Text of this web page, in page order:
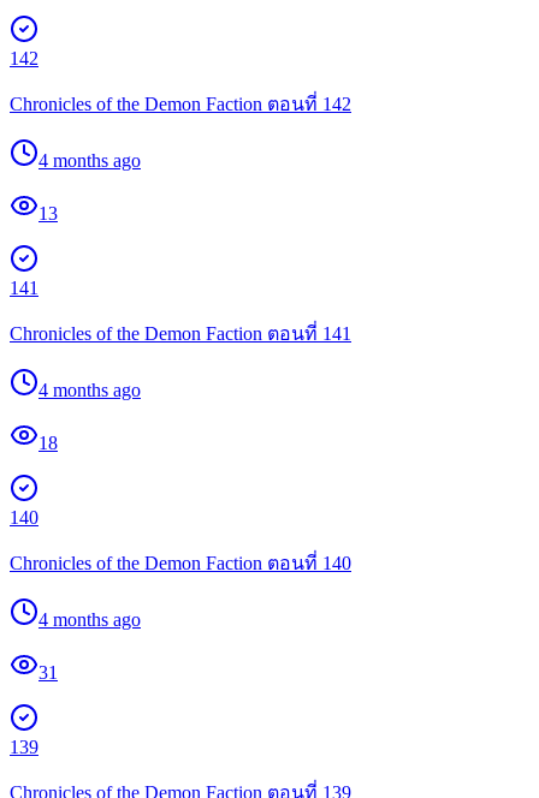
142
Chronicles of the Demon Faction ตอนที่ 142
4 months ago
13
141
Chronicles of the Demon Faction ตอนที่ 141
4 months ago
18
140
Chronicles of the Demon Faction ตอนที่ 140
4 months ago
31
139
Chronicles of the Demon Faction ตอนที่ 139